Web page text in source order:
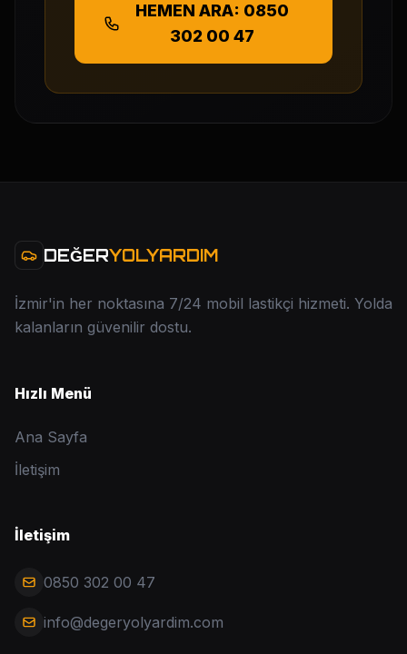
HEMEN ARA: 0850
302 00 47
DEĞERYOLYARDIM
İzmir'in her noktasına 7/24 mobil lastikçi hizmeti. Yolda
kalanların güvenilir dostu.
Hızlı Menü
Ana Sayfa
İletişim
İletişim
0850 302 00 47
info@degeryolyardim.com